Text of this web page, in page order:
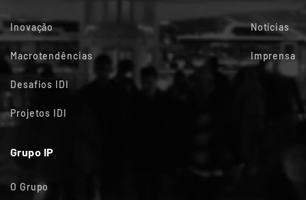
Inovação
Macrotendências
Desafios IDI
Projetos IDI
Notícias
Imprensa
Grupo IP
O Grupo